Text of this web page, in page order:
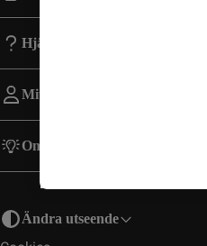
Hjälp
Mitt Konto
Om Comviq
Ändra utseende